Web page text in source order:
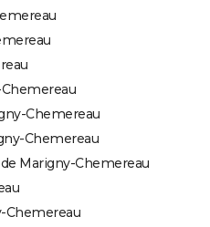
Chemereau
Chemereau
Marigny-Chemereau
Chemereau